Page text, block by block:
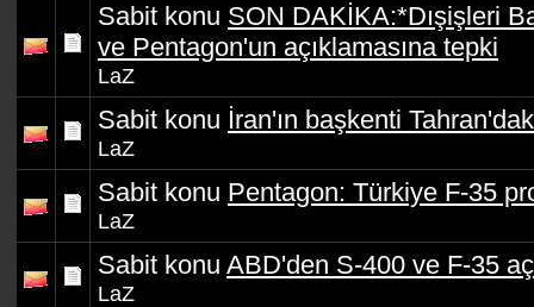
Sabit konu SON DAKİKA:*Dışişleri
ve Pentagon'un açıklamasına tepki
LaZ
Sabit konu İran'ın başkenti
LaZ
Sabit konu Pentagon: Türkiye F-35
LaZ
Sabit konu ABD'den S-400 ve F-35
LaZ